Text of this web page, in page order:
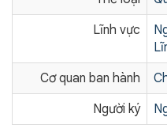
Lĩnh vực
Cơ quan ban hành
Người ký